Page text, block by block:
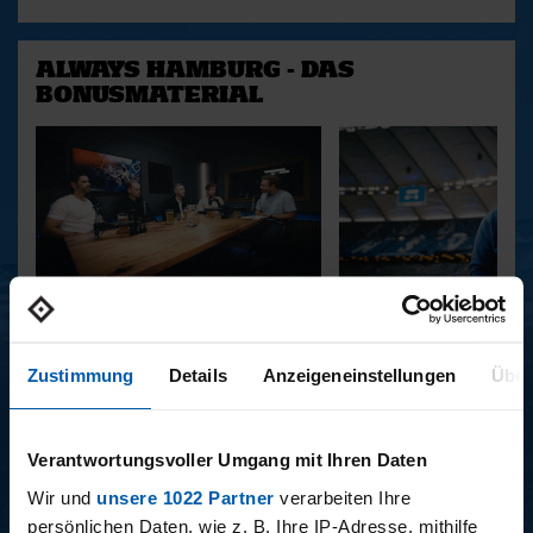
Zustimmung Details Anzeigeneinstellungen
Verantwortungsvoller Umgang mit Ihren Daten
Wir und unsere 1022 Partner verarbeiten Ihre
persönlichen Daten, wie z. B. Ihre IP-Adresse, mithilfe
ALWAYS HAMBURG - DAS
BONUSMATERIAL
15.12.2025 11.12.2025
BUNDESLIGA SAISON 2025/2026